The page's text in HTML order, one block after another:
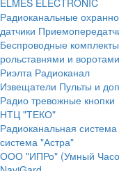
ELMES ELECTRONIC
Радиоканальные
датчики
Беспроводные
рольставнями и воротами
Риэлта Радиоканал
Извещатели Пульты и
Радио тревожные кнопки
НТЦ "ТЕКО"
Радиоканальная
система "Астра"
ООО "ИПРо" (Умный